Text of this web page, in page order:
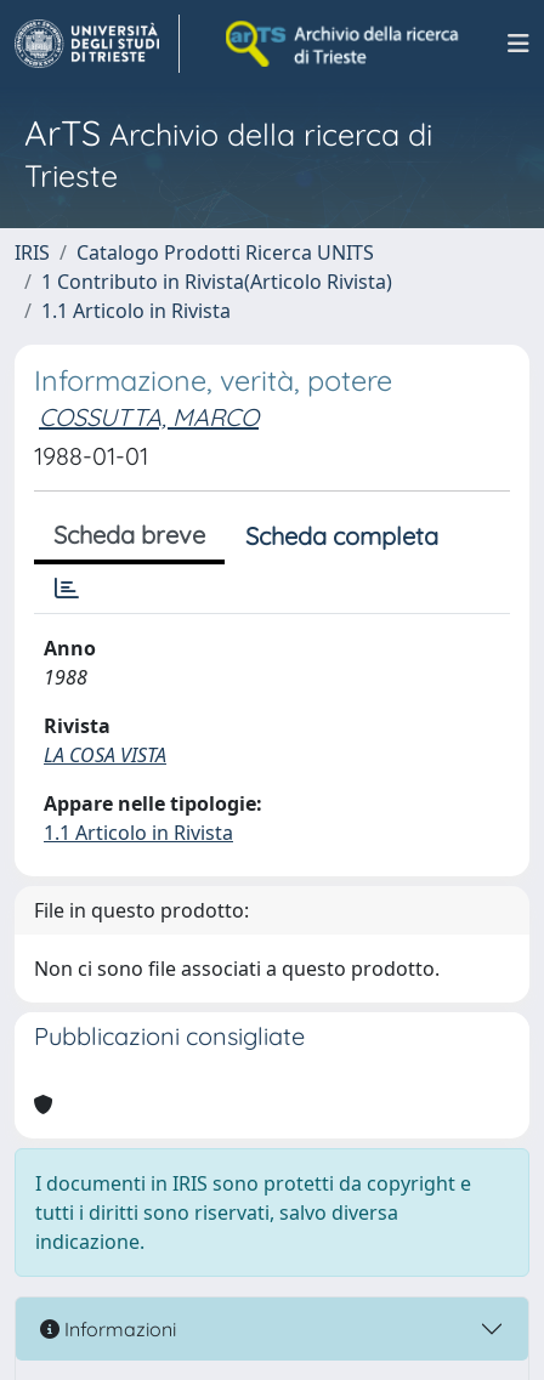
ArTS Archivio della ricerca di
Trieste
IRIS
Catalogo Prodotti Ricerca UNITS
1 Contributo in Rivista(Articolo Rivista)
1.1 Articolo in Rivista
Informazione, verità, potere
COSSUTTA, MARCO
1988-01-01
Scheda breve Scheda completa
Anno
1988
Rivista
LA COSA VISTA
Appare nelle tipologie:
1.1 Articolo in Rivista
File in questo prodotto:
Non ci sono file associati a questo prodotto.
Pubblicazioni consigliate
I documenti in IRIS sono protetti da copyright e
tutti i diritti sono riservati, salvo diversa
indicazione.
Informazioni